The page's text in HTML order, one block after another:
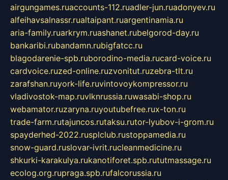
airgungames.ruaccounts-112.ruadler-jun.ruadonyev.ru
alfeihavsalnassr.rualtaipant.ruargentinamia.ru
aria-family.ruarkrym.ruashanet.rubelgorod-day.ru
bankaribi.rubandamn.rubigfatcc.ru
blagodarenie-spb.ruborodino-media.rucard-voice.ru
cardvoice.ruzed-online.ruzvonitut.ruzebra-tlt.ru
zarafshan.ruyork-life.ruvintovoykompressor.ru
vladivostok-map.ruvlknrussia.ruwasabi-shop.ru
webamator.ruzaryna.ruyoutubefree.rux-ton.ru
trade-farm.rutajuncos.rutaksu.rutor-lyubov-i-grom.ru
spayderhed-2022.rusplclub.rustoppamedia.ru
snow-guard.ruslovar-ivrit.rucleanmedicine.ru
shkurki-karakulya.rukanotiforet.spb.rututmassage.ru
ecolog.org.rupraga.spb.rufalcorussia.ru